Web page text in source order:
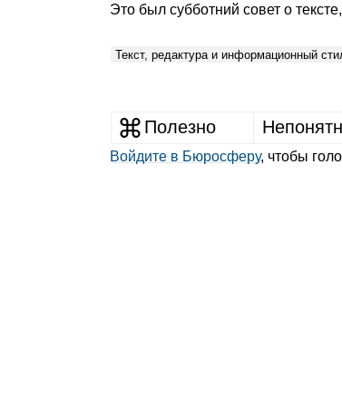
Это был субботний совет о
Текст, редактура и информационный
Полезно
Войдите в Бюросферу, чтобы